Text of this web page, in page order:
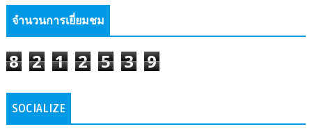
จำนวนการเยี่ยมชม
8 2 1 2 5 3 9
SOCIALIZE